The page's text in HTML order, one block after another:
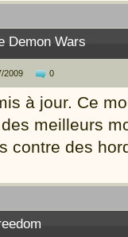
Demon Wars
2009 0
à jour. Ce
des meilleurs
contre des